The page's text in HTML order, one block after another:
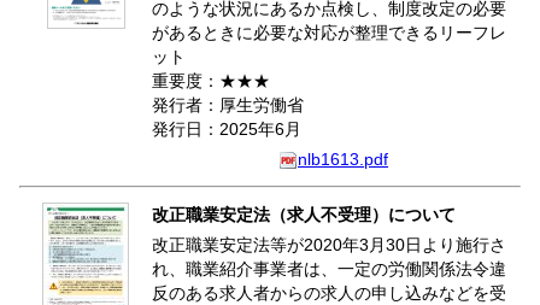
のような状況にあるか点検し、制度改定の必要
があるときに必要な対応が整理できるリーフレ
ット
重要度：★★★
発行者：厚生労働省
発行日：2025年6月
nlb1613.pdf
改正職業安定法（求人不受理）について
改正職業安定法等が2020年3月30日より施行さ
れ、職業紹介事業者は、一定の労働関係法令違
反のある求人者からの求人の申し込みなどを受